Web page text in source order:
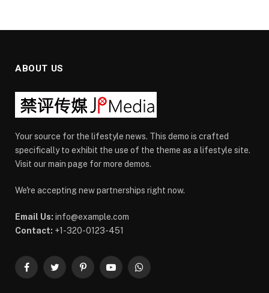
ABOUT US
Your source for the lifestyle news. This demo is crafted
specifically to exhibit the use of the theme as a lifestyle site.
Visit our main page for more demos.
We're accepting new partnerships right now.
Email Us: info@example.com
Contact: +1-320-0123-451
FacebookTwitterPinterestYouTubeWhatsApp